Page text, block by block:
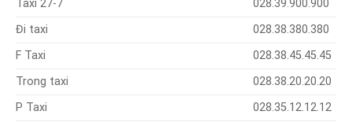
Taxi 27-7
028.39.900.900
Đi taxi
028.38.380.380
F Taxi
028.38.45.45.45
Trong taxi
028.38.20.20.20
P Taxi
028.35.12.12.12